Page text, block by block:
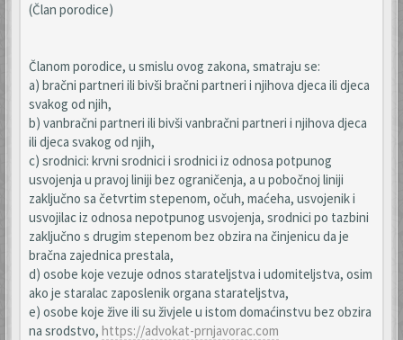
(Član porodice)
Članom porodice, u smislu ovog zakona, smatraju se:
a) bračni partneri ili bivši bračni partneri i njihova djeca ili djeca
svakog od njih,
b) vanbračni partneri ili bivši vanbračni partneri i njihova djeca
ili djeca svakog od njih,
c) srodnici: krvni srodnici i srodnici iz odnosa potpunog
usvojenja u pravoj liniji bez ograničenja, a u pobočnoj liniji
zaključno sa četvrtim stepenom, očuh, maćeha, usvojenik i
usvojilac iz odnosa nepotpunog usvojenja, srodnici po tazbini
zaključno s drugim stepenom bez obzira na činjenicu da je
bračna zajednica prestala,
d) osobe koje vezuje odnos starateljstva i udomiteljstva, osim
ako je staralac zaposlenik organa starateljstva,
e) osobe koje žive ili su živjele u istom domaćinstvu bez obzira
na srodstvo, https://advokat-prnjavorac.com